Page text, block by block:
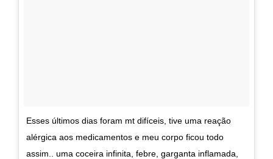
Esses últimos dias foram mt difíceis, tive uma reação
alérgica aos medicamentos e meu corpo ficou todo
assim.. uma coceira infinita, febre, garganta inflamada,